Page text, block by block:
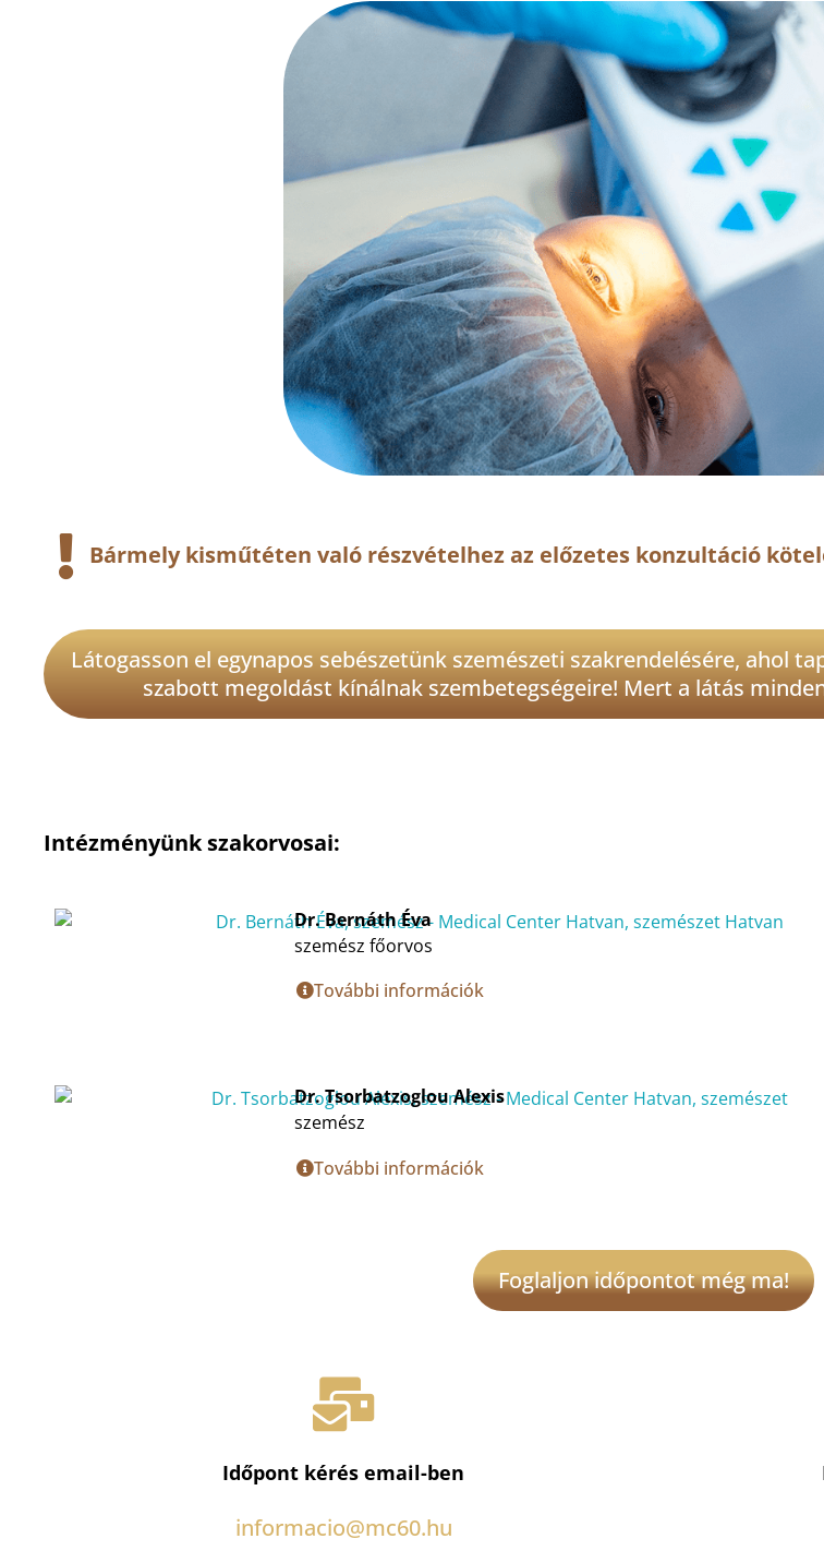
Bármely kisműtéten való részvételhez az előzetes konzultáció
Látogasson el egynapos sebészetünk szemészeti szakrendelésére, ahol
szabott megoldást kínálnak szembetegségeire! Mert a látás
Intézményünk szakorvosai:
Dr. Bernáth Éva
szemész főorvos
További információk
Dr. Tsorbatzoglou Alexis
szemész
További információk
Foglaljon időpontot még ma!
Időpont kérés email-ben
informacio@mc60.hu